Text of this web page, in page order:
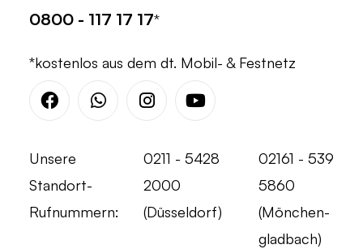
0800 - 117 17 17*
*kostenlos aus dem dt. Mobil- & Festnetz
FacebookWhatsappInstagramYoutube
Unsere
Standort-
Rufnummern:
0211 - 5428
2000
(Düsseldorf)
02161 - 539
5860
(Mönchen-
gladbach)